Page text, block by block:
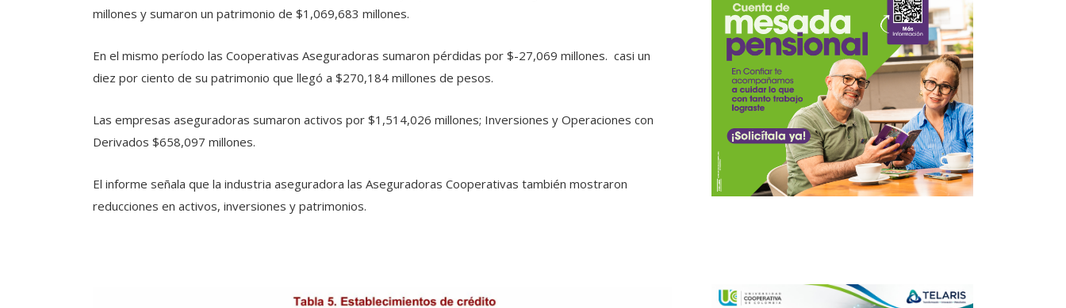
millones y sumaron un patrimonio de $1,069,683 millones.
En el mismo período las Cooperativas Aseguradoras sumaron pérdidas por $-27,069 millones. casi un
diez por ciento de su patrimonio que llegó a $270,184 millones de pesos.
Las empresas aseguradoras sumaron activos por $1,514,026 millones; Inversiones y Operaciones con
Derivados $658,097 millones.
El informe señala que la industria aseguradora las Aseguradoras Cooperativas también mostraron
reducciones en activos, inversiones y patrimonios.